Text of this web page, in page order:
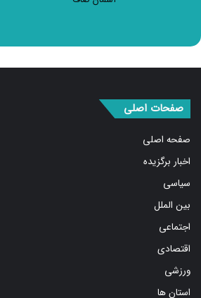
صفحات اصلی
صفحه اصلی
اخبار برگزیده
بین الملل
اجتماعی
اقتصادی
ورزشی
استان ها